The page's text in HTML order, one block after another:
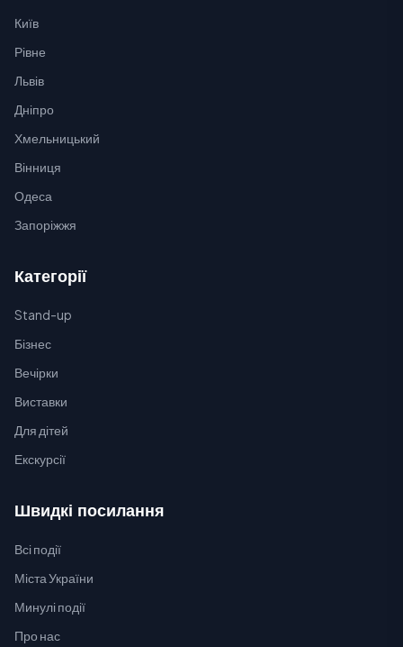
Київ
Рівне
Львів
Дніпро
Хмельницький
Вінниця
Одеса
Запоріжжя
Категорії
Stand-up
Бізнес
Вечірки
Виставки
Для дітей
Екскурсії
Швидкі посилання
Всі події
Міста України
Минулі події
Про нас